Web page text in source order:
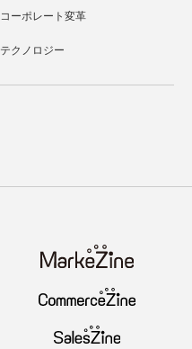
コーポレート変革
テクノロジー